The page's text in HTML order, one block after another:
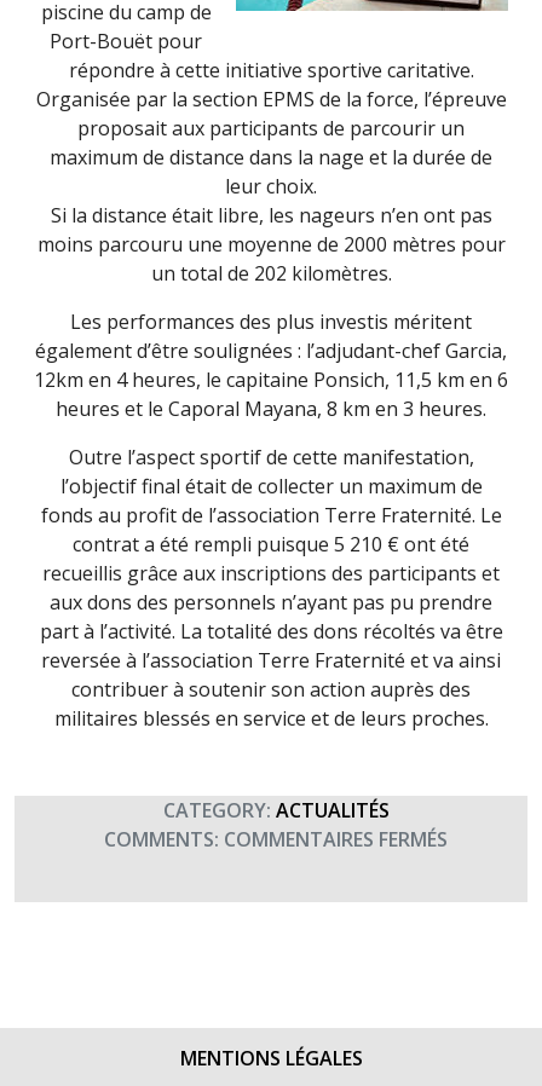
piscine du camp de
Port-Bouët pour
répondre à cette initiative sportive caritative.
Organisée par la section EPMS de la force, l’épreuve
proposait aux participants de parcourir un
maximum de distance dans la nage et la durée de
leur choix.
Si la distance était libre, les nageurs n’en ont pas
moins parcouru une moyenne de 2000 mètres pour
un total de 202 kilomètres.
Les performances des plus investis méritent
également d’être soulignées : l’adjudant-chef Garcia,
12km en 4 heures, le capitaine Ponsich, 11,5 km en 6
heures et le Caporal Mayana, 8 km en 3 heures.
Outre l’aspect sportif de cette manifestation,
l’objectif final était de collecter un maximum de
fonds au profit de l’association Terre Fraternité. Le
contrat a été rempli puisque 5 210 € ont été
recueillis grâce aux inscriptions des participants et
aux dons des personnels n’ayant pas pu prendre
part à l’activité. La totalité des dons récoltés va être
reversée à l’association Terre Fraternité et va ainsi
contribuer à soutenir son action auprès des
militaires blessés en service et de leurs proches.
CATEGORY: ACTUALITÉS
COMMENTS: COMMENTAIRES FERMÉS
FORCE
MENTIONS LÉGALES